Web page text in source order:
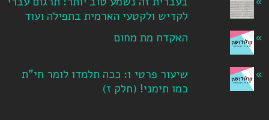
לקדיש ולקטעי הארמית בתפילה ועוד
האקדח מת מחום
שיעור פרטי 1: ככה תלמדו לומר חי"ת
כמו תימני! ‏(חלק ז‏)